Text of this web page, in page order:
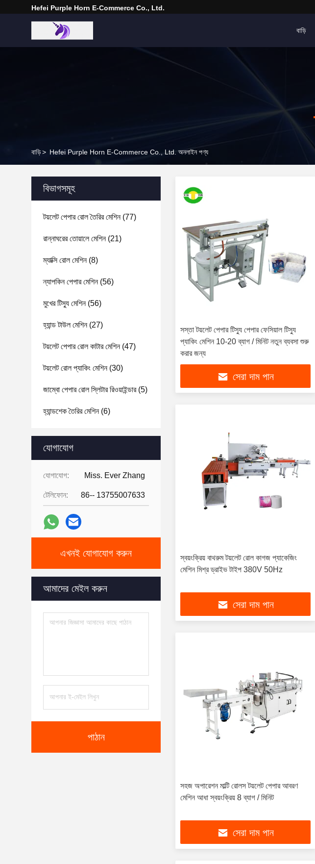
Hefei Purple Horn E-Commerce Co., Ltd.
বাড়ি
বাড়ি> Hefei Purple Horn E-Commerce Co., Ltd. অনলাইন পণ্য
বিভাগসমূহ
টয়লেট পেপার রোল তৈরির মেশিন(77)
রান্নাঘরের তোয়ালে মেশিন(21)
ম্যাক্সি রোল মেশিন(8)
ন্যাপকিন পেপার মেশিন(56)
মুখের টিস্যু মেশিন(56)
হ্যান্ড টাউল মেশিন(27)
টয়লেট পেপার রোল কাটার মেশিন(47)
টয়লেট রোল প্যাকিং মেশিন(30)
জাম্বো পেপার রোল স্লিটার রিওয়াইন্ডার(5)
হ্যান্ডশেক তৈরির মেশিন(6)
যোগাযোগ
যোগাযোগ: Miss. Ever Zhang
টেলিফোন: 86-- 13755007633
এখনই যোগাযোগ করুন
আমাদের মেইল করুন
পাঠান
সস্তা টয়লেট পেপার টিস্যু পেপার ফেসিয়াল টিস্যু
প্যাকিং মেশিন 10-20 ব্যাগ / মিনিট নতুন ব্যবসা শুরু
করার জন্য
সেরা দাম পান
স্বয়ংক্রিয় বাথরুম টয়লেট রোল কাগজ প্যাকেজিং
মেশিন মিশ্র ড্রাইভ টাইপ 380V 50Hz
সেরা দাম পান
সহজ অপারেশন মাল্টি রোলস টয়লেট পেপার আবরণ
মেশিন আধা স্বয়ংক্রিয় 8 ব্যাগ / মিনিট
সেরা দাম পান